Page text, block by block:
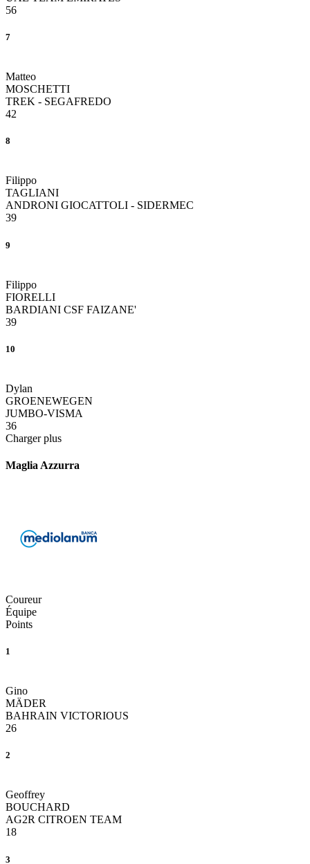
56
7
Matteo
MOSCHETTI
TREK - SEGAFREDO
42
8
Filippo
TAGLIANI
ANDRONI GIOCATTOLI - SIDERMEC
39
9
Filippo
FIORELLI
BARDIANI CSF FAIZANE'
39
10
Dylan
GROENEWEGEN
JUMBO-VISMA
36
Charger plus
Maglia Azzurra
Coureur
Équipe
Points
1
Gino
MÄDER
BAHRAIN VICTORIOUS
26
2
Geoffrey
BOUCHARD
AG2R CITROEN TEAM
18
3